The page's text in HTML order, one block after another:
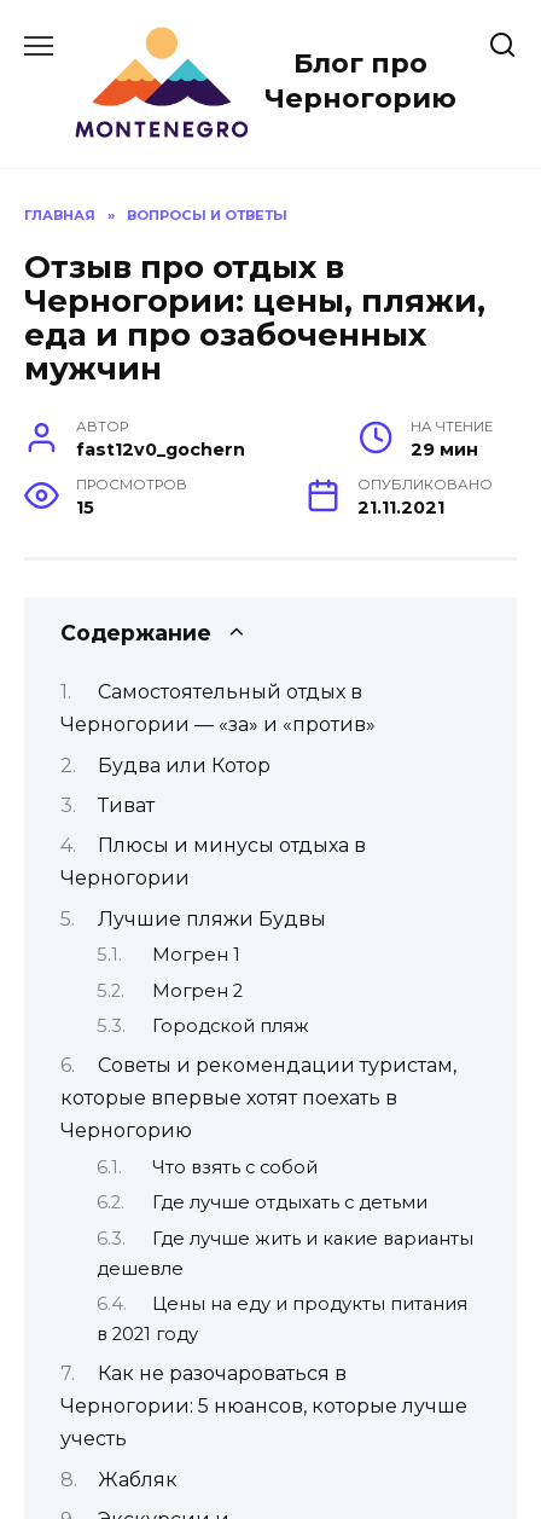
содержанию
Блог про
Черногорию
ГЛАВНАЯ » ВОПРОСЫ И ОТВЕТЫ
Отзыв про отдых в
Черногории: цены, пляжи,
еда и про озабоченных
мужчин
АВТОР
fast12v0_gochern
НА ЧТЕНИЕ
29 мин
ПРОСМОТРОВ
15
ОПУБЛИКОВАНО
21.11.2021
Содержание
Самостоятельный отдых в
Черногории — «за» и «против»
Будва или Котор
Тиват
Плюсы и минусы отдыха в
Черногории
Лучшие пляжи Будвы
Могрен 1
Могрен 2
Городской пляж
Советы и рекомендации туристам,
которые впервые хотят поехать в
Черногорию
Что взять с собой
Где лучше отдыхать с детьми
Где лучше жить и какие варианты
дешевле
Цены на еду и продукты питания
в 2021 году
Как не разочароваться в
Черногории: 5 нюансов, которые лучше
учесть
Жабляк